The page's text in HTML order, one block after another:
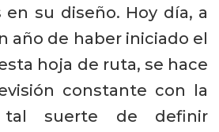
su diseño. Hoy día, a
año de haber iniciado el
hoja de ruta, se hace
constante con la
suerte de definir